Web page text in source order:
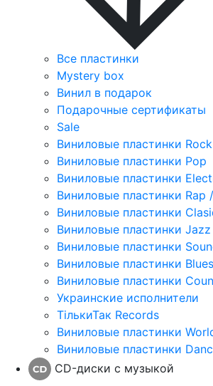
Все пластинки
Mystery box
Винил в подарок
Подарочные сертификаты
Sale
Виниловые пластинки Rock
Виниловые пластинки Pop
Виниловые пластинки
Виниловые пластинки Rap
Виниловые пластинки
Виниловые пластинки Jazz
Виниловые пластинки
Виниловые пластинки Blues
Виниловые пластинки
Украинские исполнители
ТількиТак Records
Виниловые пластинки
Виниловые пластинки
CD-диски с музыкой